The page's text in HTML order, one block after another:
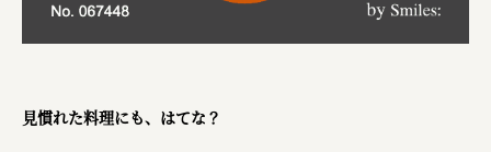
旭酒造株式会社
見慣れた料理にも、はてな？